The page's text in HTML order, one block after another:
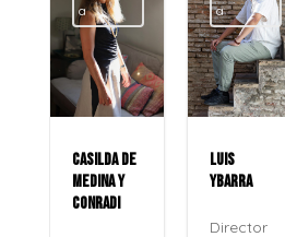
a
LUIS
YBARRA
CASTAÑER
La
familia
que elevó
alpargat